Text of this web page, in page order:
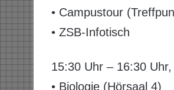
• Campustour
• ZSB-Infotisch
15:30 Uhr – 16:30
• Biologie (Hörsaal 4)